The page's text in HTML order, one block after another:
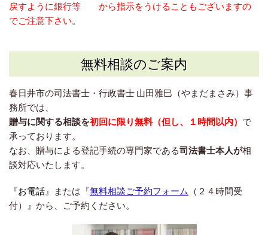
戻すように銀行等 から指示をうけることもございますの
でご注意下さい。
無料相談のご案内
春日井市の司法書士・行政書士 山田雅巳（やまだまさみ）事
務所では、
贈与に関する相談を初回に限り無料（但し、１時間以内） で
承っております。
なお、贈与による登記手続の専門家である司法書士本人が相
談対応いたします。
『お電話 』または『無料相談ご予約フォーム
（２４時間受
付）』から、
ご予約ください。